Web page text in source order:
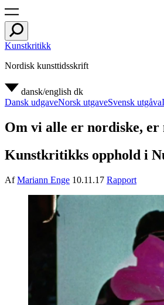
Kunstkritikk
Nordisk kunsttidsskrift
dansk/english dk
Dansk udgaveNorsk utgaveSvensk utgåva
Om vi alle er nordiske, er
Kunstkritikks opphold i
AfMariann Enge 10.11.17 Rapport